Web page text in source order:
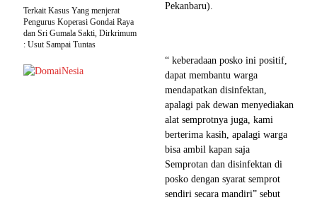
Pekanbaru).
“ keberadaan posko ini positif,
dapat membantu warga
mendapatkan disinfektan,
apalagi pak dewan menyediakan
alat semprotnya juga, kami
berterima kasih, apalagi warga
bisa ambil kapan saja
Semprotan dan disinfektan di
posko dengan syarat semprot
sendiri secara mandiri” sebut
Terkait Kasus Yang menjerat
Pengurus Koperasi Gondai Raya
dan Sri Gumala Sakti, Dirkrimum
: Usut Sampai Tuntas